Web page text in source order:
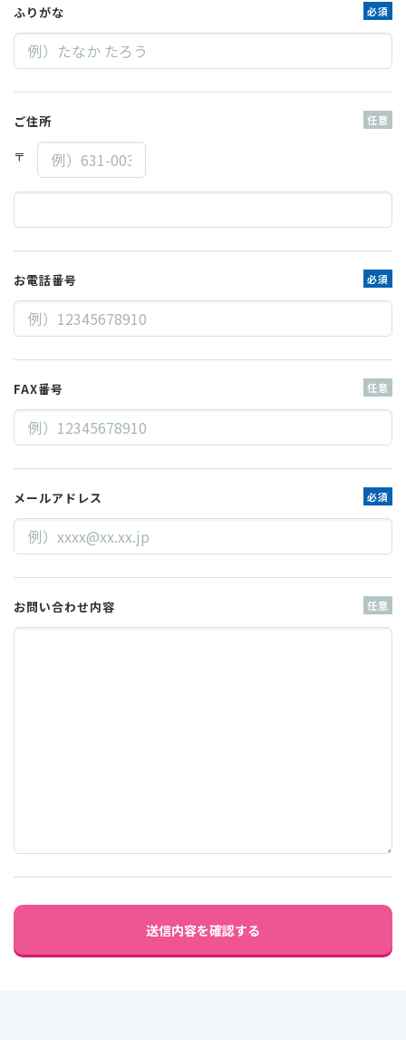
ふりがな 必須
ご住所 任意
〒
お電話番号 必須
FAX番号 任意
メールアドレス 必須
お問い合わせ内容 任意
送信内容を確認する